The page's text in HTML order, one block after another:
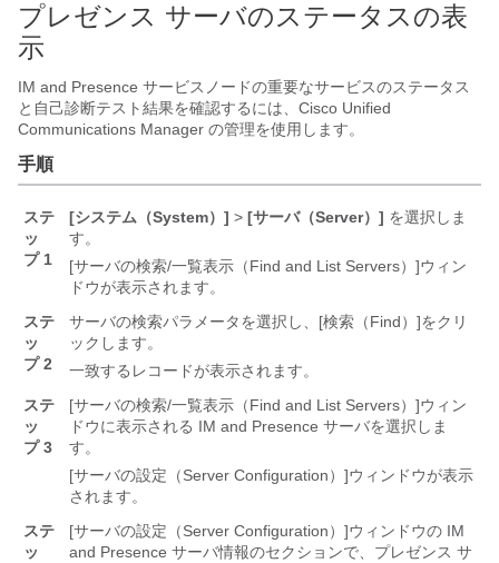
プレゼンス サーバのステータスの表
示
IM and Presence サービス ノードの重要なサービスのステータス
と自己診断テスト結果を確認するには、Cisco Unified
Communications Manager の管理を使用します。
手順
ステ
ッ
プ 1
[システム（System）] > [サーバ（Server）] を選択しま
す。
[サーバの検索/一覧表示（Find and List Servers）]ウィン
ドウが表示されます。
ステ
ッ
プ 2
サーバの検索パラメータを選択し、[検索（Find）]をクリ
ックします。
一致するレコードが表示されます。
ステ
ッ
プ 3
[サーバの検索/一覧表示（Find and List Servers）]ウィン
ドウに表示される IM and Presence サーバを選択しま
す。
[サーバの設定（Server Configuration）]ウィンドウが表示
されます。
ステ
ッ
[サーバの設定（Server Configuration）]ウィンドウの IM
and Presence サーバ情報のセクションで、プレゼンス サ